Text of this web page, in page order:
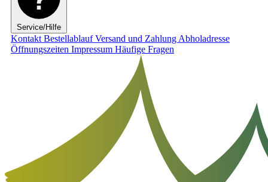
Service/Hilfe
Kontakt BestellablaufVersand und Zahlung Abholadresse
Öffnungszeiten Impressum Häufige Fragen